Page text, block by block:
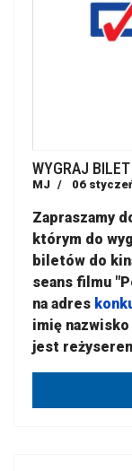
WYGRAJ
MJ 06
Zapraszamy
którym do
biletów do
seans filmu
na adres
imię
jest